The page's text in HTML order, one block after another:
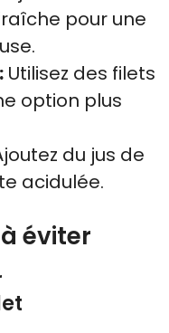
pour une
Utilisez des filets
option plus
du jus de
acidulée.
éviter